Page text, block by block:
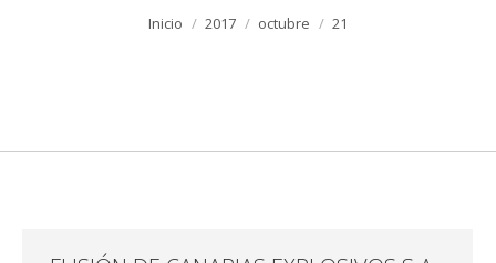
Inicio 2017 octubre 21